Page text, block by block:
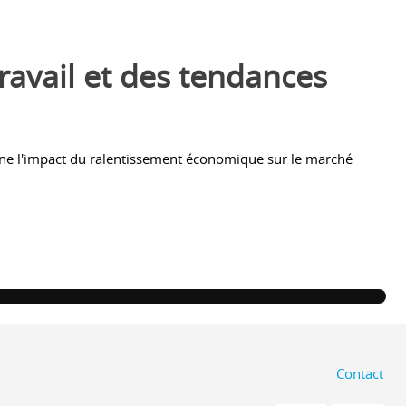
et des tendances
l'impact du ralentissement économique sur le marché
Contact